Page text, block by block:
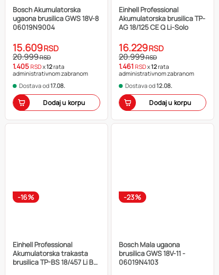
Bosch Akumulatorska
ugaona brusilica GWS 18V-8
06019N9004
15.609RSD
20.999RSD
1.405RSDx12rata
administrativnom zabranom
Dostava od17.08.
Dodaj u korpu
Einhell Professional
Akumulatorska brusilica TP-
AG 18/125 CE Q Li-Solo
16.229RSD
20.999RSD
1.461RSDx12rata
administrativnom zabranom
Dostava od12.08.
Dodaj u korpu
-16%
Einhell Professional
Akumulatorska trakasta
brusilica TP-BS 18/457 Li BL-
-23%
Bosch Mala ugaona
brusilica GWS 18V-11 -
06019N4103